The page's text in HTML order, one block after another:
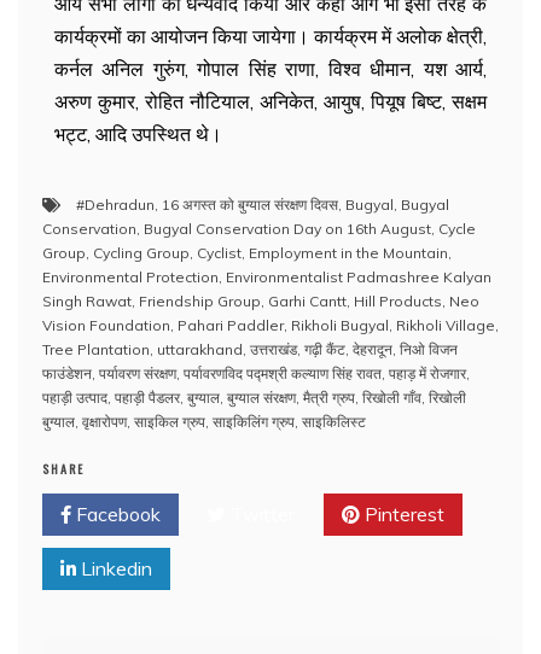
कार्यक्रमों का आयोजन किया जायेगा। कार्यक्रम में अलोक क्षेत्री,
कर्नल अनिल गुरुंग, गोपाल सिंह राणा, विश्व धीमान, यश आर्य,
अरुण कुमार, रोहित नौटियाल, अनिकेत, आयुष, पियूष बिष्ट, सक्षम
भट्ट, आदि उपस्थित थे।
#Dehradun, 16 अगस्त को बुग्याल संरक्षण दिवस, Bugyal, Bugyal
Conservation, Bugyal Conservation Day on 16th August, Cycle
Group, Cycling Group, Cyclist, Employment in the Mountain,
Environmental Protection, Environmentalist Padmashree Kalyan
Singh Rawat, Friendship Group, Garhi Cantt, Hill Products, Neo
Vision Foundation, Pahari Paddler, Rikholi Bugyal, Rikholi Village,
Tree Plantation, uttarakhand, उत्तराखंड, गढ़ी कैंट, देहरादून, निओ विजन
फाउंडेशन, पर्यावरण संरक्षण, पर्यावरणविद पद्मश्री कल्याण सिंह रावत, पहाड़ में रोजगार,
पहाड़ी उत्पाद, पहाड़ी पैडलर, बुग्याल, बुग्याल संरक्षण, मैत्री ग्रुप, रिखोली गाँव, रिखोली
बुग्याल, वृक्षारोपण, साइकिल ग्रुप, साइकिलिंग ग्रुप, साइकिलिस्ट
SHARE
Facebook Pinterest
Linkedin